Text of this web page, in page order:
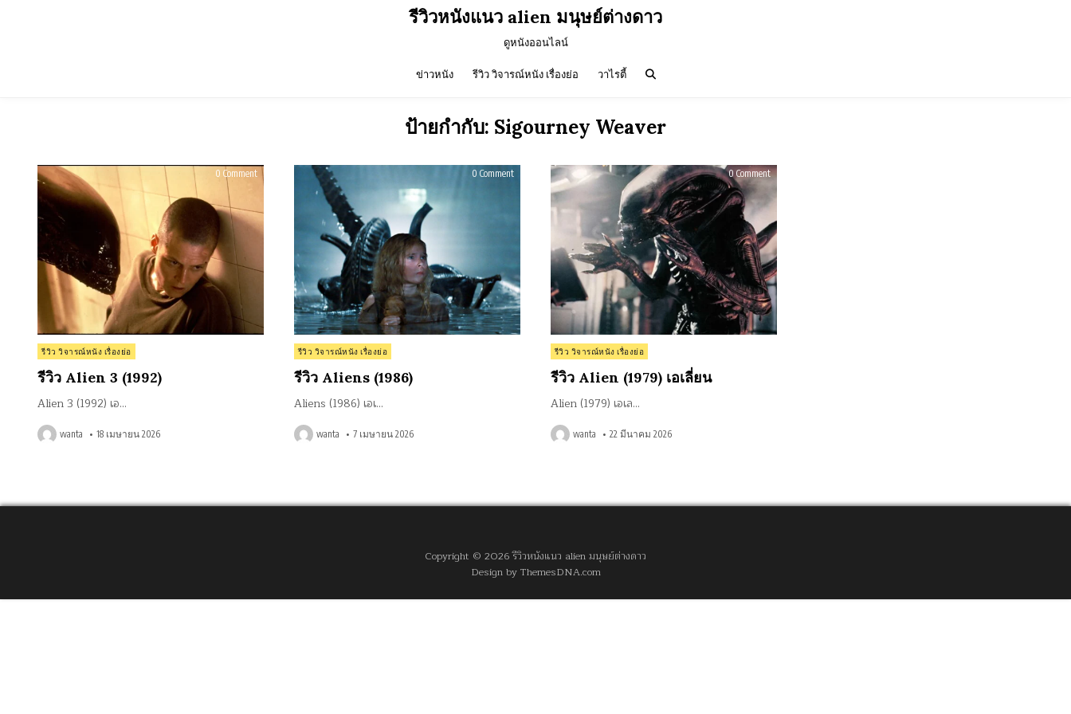
รีวิวหนังแนว alien มนุษย์ต่างดาว
ดูหนังออนไลน์
ข่าวหนัง รีวิว วิจารณ์หนัง เรื่องย่อ วาไรตี้
ป้ายกำกับ: Sigourney Weaver
0 Commenton
รีวิว
(1992)
Posted
in
รีวิว วิจารณ์หนัง เรื่องย่อ
รีวิว Alien 3 (1992)
Alien 3 (1992) เอ…
wanta 18 เมษายน 2026
0 Commenton
Posted
in
รีวิว วิจารณ์หนัง เรื่องย่อ
รีวิว Aliens (1986)
Aliens (1986) เอเ…
wanta 7 เมษายน 2026
0 Commenton
รีวิว
Alien
(1979)
เลี่ยน
Posted
in
รีวิว วิจารณ์หนัง เรื่องย่อ
รีวิว Alien (1979) เอเลี่ยน
Alien (1979) เอเล…
wanta 22 มีนาคม 2026
Copyright © 2026 รีวิวหนังแนว alien มนุษย์ต่างดาว
Design by ThemesDNA.com